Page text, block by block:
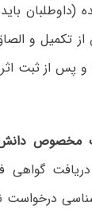
از تکمیل و
و پس از ثبت
مخصوص
گواهی
درخواست